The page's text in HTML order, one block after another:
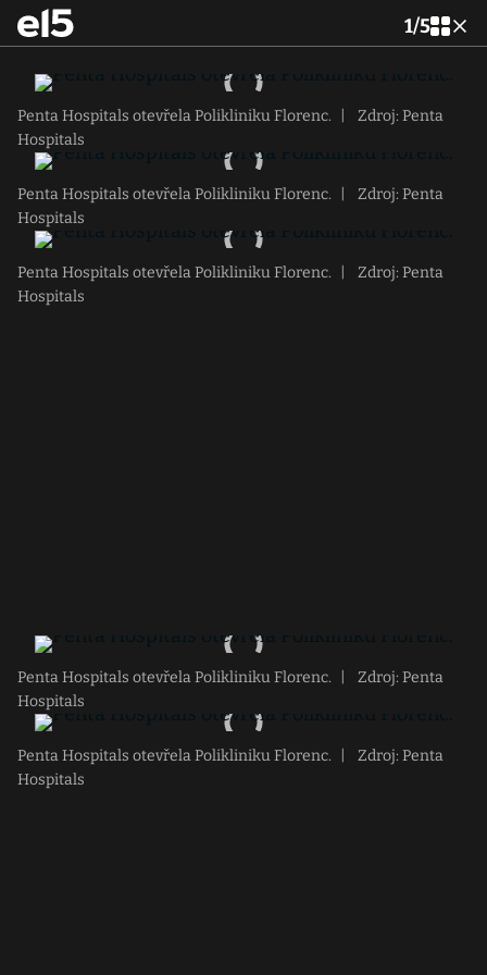
1/5
Penta Hospitals otevřela Polikliniku Florenc.
Zdroj: Penta
Hospitals
Penta Hospitals otevřela Polikliniku Florenc.
Zdroj: Penta
Hospitals
Penta Hospitals otevřela Polikliniku Florenc.
Zdroj: Penta
Hospitals
Penta Hospitals otevřela Polikliniku Florenc.
Zdroj: Penta
Hospitals
Penta Hospitals otevřela Polikliniku Florenc.
Zdroj: Penta
Hospitals